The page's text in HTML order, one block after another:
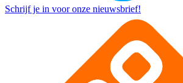
Schrijf je in voor onze nieuwsbrief!